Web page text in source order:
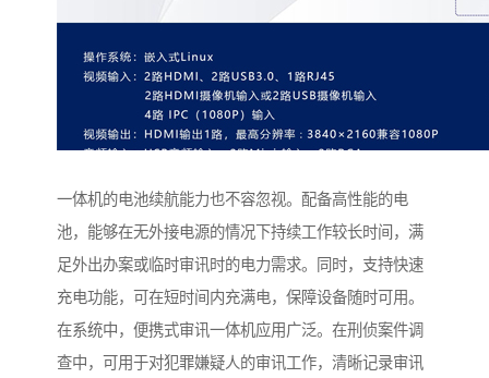
一体机的电池续航能力也不容忽视。配备高性能的电
池，能够在无外接电源的情况下持续工作较长时间，满
足外出办案或临时审讯时的电力需求。同时，支持快速
充电功能，可在短时间内充满电，保障设备随时可用。​
在系统中，便携式审讯一体机应用广泛。在刑侦案件调
查中，可用于对犯罪嫌疑人的审讯工作，清晰记录审讯